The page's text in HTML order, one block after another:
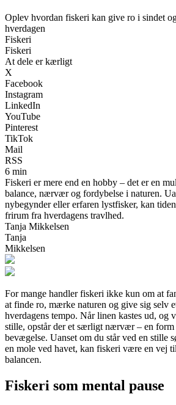
Oplev hvordan fiskeri kan give ro i sindet
hverdagen
Fiskeri
Fiskeri
At dele er kærligt
X
Facebook
Instagram
LinkedIn
YouTube
Pinterest
TikTok
Mail
RSS
6 min
Fiskeri er mere end en hobby – det er en
balance, nærvær og fordybelse i naturen.
nybegynder eller erfaren lystfisker, kan
frirum fra hverdagens travlhed.
Tanja Mikkelsen
Tanja
Mikkelsen
For mange handler fiskeri ikke kun om at
at finde ro, mærke naturen og give sig selv
hverdagens tempo. Når linen kastes ud, og
stille, opstår der et særligt nærvær – en
bevægelse. Uanset om du står ved en stille
en mole ved havet, kan fiskeri være en vej
balancen.
Fiskeri som mental pause